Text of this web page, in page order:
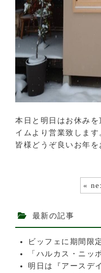
本日と明日はお休み
イムより営業致します
皆様どうぞ良いお年を
«
最新の記事
ビッフェに期間限
「ハルカス・ニッ
明日は『アースデ